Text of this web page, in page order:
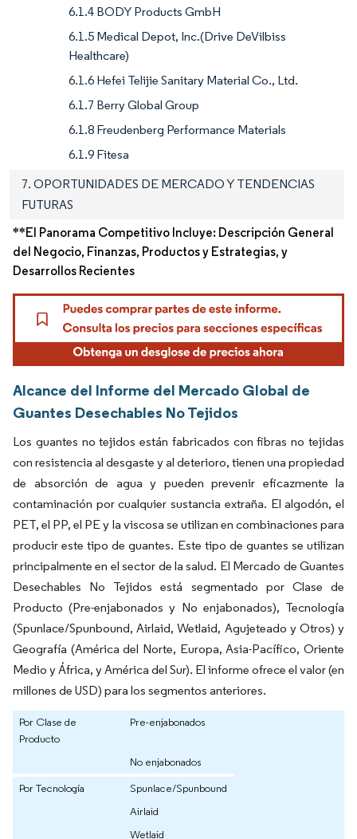
6.1.4 BODY Products GmbH
6.1.5 Medical Depot, Inc.(Drive DeVilbiss
Healthcare)
6.1.6 Hefei Telijie Sanitary Material Co., Ltd.
6.1.7 Berry Global Group
6.1.8 Freudenberg Performance Materials
6.1.9 Fitesa
7. OPORTUNIDADES DE MERCADO Y TENDENCIAS
FUTURAS
**El Panorama Competitivo Incluye: Descripción General
del Negocio, Finanzas, Productos y Estrategias, y
Desarrollos Recientes
Alcance del Informe del Mercado Global de
Guantes Desechables No Tejidos
Los guantes no tejidos están fabricados con fibras no tejidas
con resistencia al desgaste y al deterioro, tienen una propiedad
de absorción de agua y pueden prevenir eficazmente la
contaminación por cualquier sustancia extraña. El algodón, el
PET, el PP, el PE y la viscosa se utilizan en combinaciones para
producir este tipo de guantes. Este tipo de guantes se utilizan
principalmente en el sector de la salud. El Mercado de Guantes
Desechables No Tejidos está segmentado por Clase de
Producto (Pre-enjabonados y No enjabonados), Tecnología
(Spunlace/Spunbound, Airlaid, Wetlaid, Agujeteado y Otros) y
Geografía (América del Norte, Europa, Asia-Pacífico, Oriente
Medio y África, y América del Sur). El informe ofrece el valor (en
millones de USD) para los segmentos anteriores.
Por Clase de
Producto
Pre-enjabonados
No enjabonados
Por Tecnología
Spunlace/Spunbound
Airlaid
Wetlaid